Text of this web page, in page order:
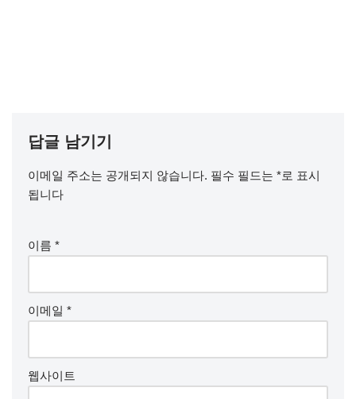
답글 남기기
이메일 주소는 공개되지 않습니다. 필수 필드는 *로 표시
됩니다
이름 *
이메일 *
웹사이트